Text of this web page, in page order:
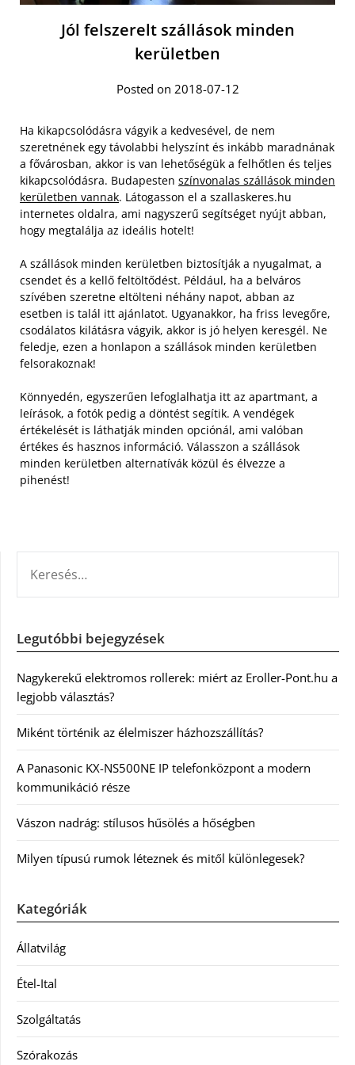
Jól felszerelt szállások minden
kerületben
Posted on 2018-07-12
Ha kikapcsolódásra vágyik a kedvesével, de nem
szeretnének egy távolabbi helyszínt és inkább maradnának
a fővárosban, akkor is van lehetőségük a felhőtlen és teljes
kikapcsolódásra. Budapesten színvonalas szállások minden
kerületben vannak. Látogasson el a szallaskeres.hu
internetes oldalra, ami nagyszerű segítséget nyújt abban,
hogy megtalálja az ideális hotelt!
A szállások minden kerületben biztosítják a nyugalmat, a
csendet és a kellő feltöltődést. Például, ha a belváros
szívében szeretne eltölteni néhány napot, abban az
esetben is talál itt ajánlatot. Ugyanakkor, ha friss levegőre,
csodálatos kilátásra vágyik, akkor is jó helyen keresgél. Ne
feledje, ezen a honlapon a szállások minden kerületben
felsorakoznak!
Könnyedén, egyszerűen lefoglalhatja itt az apartmant, a
leírások, a fotók pedig a döntést segítik. A vendégek
értékelését is láthatják minden opciónál, ami valóban
értékes és hasznos információ. Válasszon a szállások
minden kerületben alternatívák közül és élvezze a
pihenést!
Legutóbbi bejegyzések
Nagykerekű elektromos rollerek: miért az Eroller-Pont.hu a
legjobb választás?
Miként történik az élelmiszer házhozszállítás?
A Panasonic KX-NS500NE IP telefonközpont a modern
kommunikáció része
Vászon nadrág: stílusos hűsölés a hőségben
Milyen típusú rumok léteznek és mitől különlegesek?
Kategóriák
Állatvilág
Étel-Ital
Szolgáltatás
Szórakozás